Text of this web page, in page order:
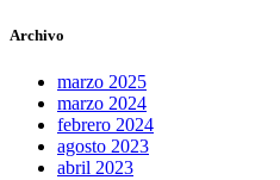
Archivo
marzo 2025
marzo 2024
febrero 2024
agosto 2023
abril 2023